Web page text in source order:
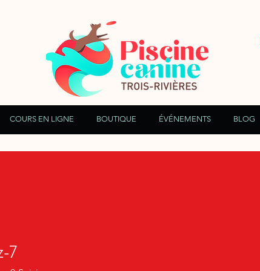
COURS EN LIGNE BOUTIQUE ÉVÉNEMENTS BLOG
7